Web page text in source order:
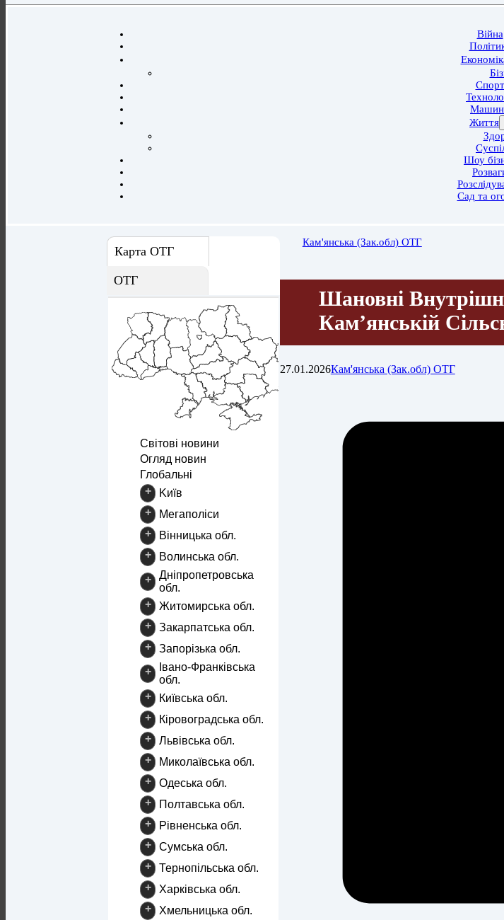
Війна
Спорт
Життя
Шоу
Сад та
Карта ОТГ
ОТГ
Світові новини
Огляд новин
Глобальні
+
Kиїв
+
Mегаполіси
+
Вінницька обл.
+
Волинська обл.
+
Дніпропетровська
обл.
+
Житомирська обл.
+
Закарпатська обл.
+
Запорізька обл.
+
Івано-Франківська
обл.
+
Київська обл.
+
Кіровоградська обл.
+
Львівська обл.
+
Миколаївська обл.
+
Одеська обл.
+
Полтавська обл.
+
Рівненська обл.
+
Сумська обл.
+
Тернопільська обл.
+
Харківська обл.
+
Хмельницька обл.
Кам'янська (Зак.обл) ОТГ
Шановні
Камʼянській
27.01.2026Кам'янська (Зак.обл) ОТГ